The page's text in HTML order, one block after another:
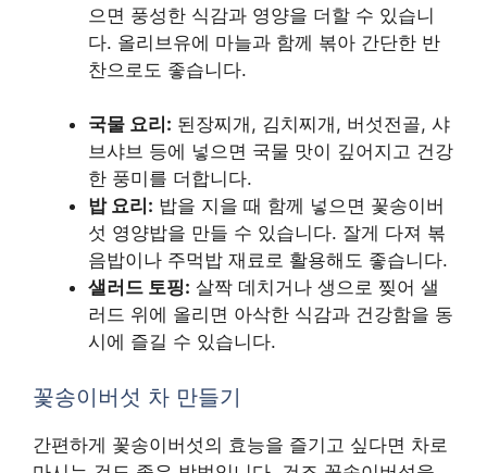
으면 풍성한 식감과 영양을 더할 수 있습니
다. 올리브유에 마늘과 함께 볶아 간단한 반
찬으로도 좋습니다.
국물 요리: 된장찌개, 김치찌개, 버섯전골, 샤
브샤브 등에 넣으면 국물 맛이 깊어지고 건강
한 풍미를 더합니다.
밥 요리: 밥을 지을 때 함께 넣으면 꽃송이버
섯 영양밥을 만들 수 있습니다. 잘게 다져 볶
음밥이나 주먹밥 재료로 활용해도 좋습니다.
샐러드 토핑: 살짝 데치거나 생으로 찢어 샐
러드 위에 올리면 아삭한 식감과 건강함을 동
시에 즐길 수 있습니다.
꽃송이버섯 차 만들기
간편하게 꽃송이버섯의 효능을 즐기고 싶다면 차로